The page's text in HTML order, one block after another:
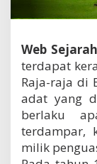
Web
terdapat
Raja-raja di
adat yang
berlaku
terdampar,
milik